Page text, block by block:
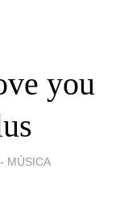
you
- MÚSICA